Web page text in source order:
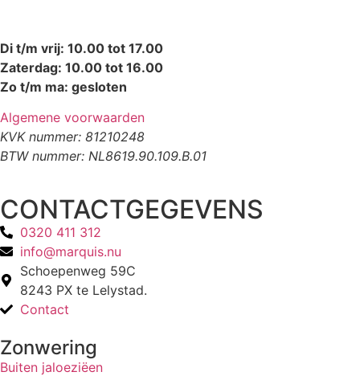
Di t/m vrij: 10.00 tot 17.00
Zaterdag: 10.00 tot 16.00
Zo t/m ma: gesloten
Algemene voorwaarden
KVK nummer: 81210248
BTW nummer: NL8619.90.109.B.01
CONTACTGEGEVENS
0320 411 312
info@marquis.nu
Schoepenweg 59C
8243 PX te Lelystad.
Contact
Zonwering
Buiten jaloeziëen